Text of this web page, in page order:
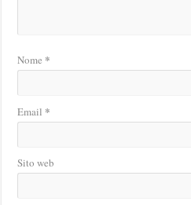
Nome *
Email *
Sito web